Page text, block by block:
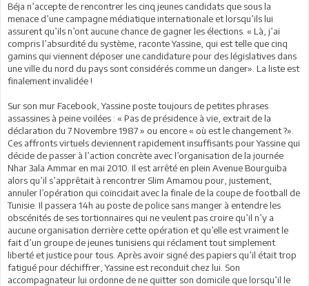
Béja n’accepte de rencontrer les cinq jeunes candidats que sous la
menace d’une campagne médiatique internationale et lorsqu’ils lui
assurent qu’ils n’ont aucune chance de gagner les élections. « Là, j’ai
compris l’absurdité du système, raconte Yassine, qui est telle que cinq
gamins qui viennent déposer une candidature pour des législatives dans
une ville du nord du pays sont considérés comme un danger». La liste est
finalement invalidée !
Sur son mur Facebook, Yassine poste toujours de petites phrases
assassines à peine voilées : « Pas de présidence à vie, extrait de la
déclaration du 7 Novembre 1987 » ou encore « où est le changement ?».
Ces affronts virtuels deviennent rapidement insuffisants pour Yassine qui
décide de passer à l’action concrète avec l’organisation de la journée
Nhar 3ala Ammar en mai 2010. Il est arrêté en plein Avenue Bourguiba
alors qu’il s’apprêtait à rencontrer Slim Amamou pour, justement,
annuler l’opération qui coïncidait avec la finale de la coupe de football de
Tunisie. Il passera 14h au poste de police sans manger à entendre les
obscénités de ses tortionnaires qui ne veulent pas croire qu’il n’y a
aucune organisation derrière cette opération et qu’elle est vraiment le
fait d’un groupe de jeunes tunisiens qui réclament tout simplement
liberté et justice pour tous. Après avoir signé des papiers qu’il était trop
fatigué pour déchiffrer, Yassine est reconduit chez lui. Son
accompagnateur lui ordonne de ne quitter son domicile que lorsqu’il le